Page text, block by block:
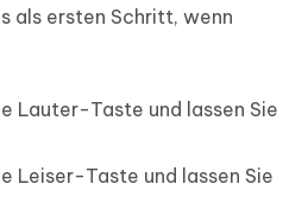
als ersten Schritt, wenn
Lauter-Taste und lassen Sie
Leiser-Taste und lassen Sie